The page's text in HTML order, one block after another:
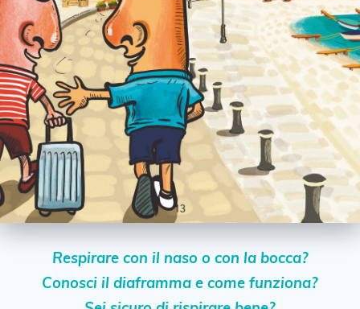
Respirare con il naso o con la bocca?
Conosci il diaframma e come funziona?